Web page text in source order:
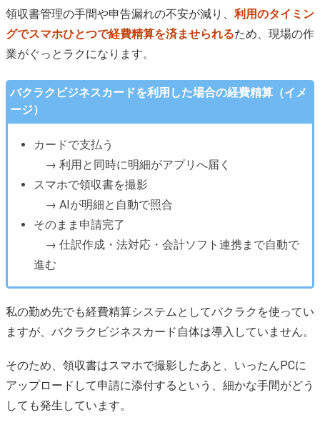
領収書管理の手間や申告漏れの不安が減り、 利用のタイミン
グでスマホひとつで経費精算を済ませられるため、現場の作
業がぐっとラクになります。
バクラクビジネスカードを利用した場合の経費精算（イメ
ージ）
カードで支払う
→ 利用と同時に明細がアプリへ届く
スマホで領収書を撮影
→ AIが明細と自動で照合
そのまま申請完了
→ 仕訳作成・法対応・会計ソフト連携まで自動で
進む
私の勤め先でも経費精算システムとしてバクラクを使ってい
ますが、バクラクビジネスカード自体は導入していません。
そのため、領収書はスマホで撮影したあと、いったんPCに
アップロードして申請に添付するという、細かな手間がどう
しても発生しています。